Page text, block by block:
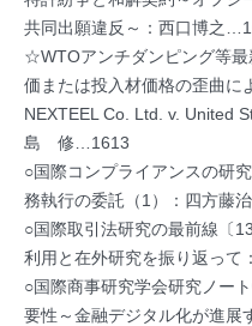
共同出願違反～：西口博之
☆WTOアンチダンピング等
価または投入材価格の歪曲に
NEXTEEL Co. Ltd. v. United
島 修…1613
○国際コンプライアンスの研
務執行の委託（1）：四方藤
○国際取引法研究の最前線〔
利用と在外研究を振り返っ
○国際商事研究学会研究ノー
要性～金融デジタル化が進展